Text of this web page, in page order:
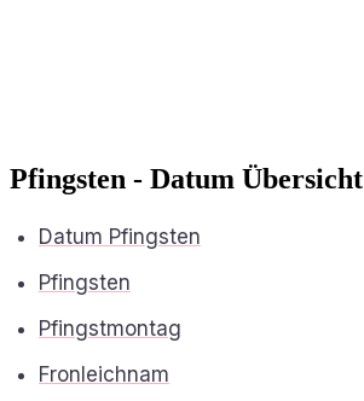
Pfingsten - Datum Übersicht
Datum Pfingsten
Pfingsten
Pfingstmontag
Fronleichnam